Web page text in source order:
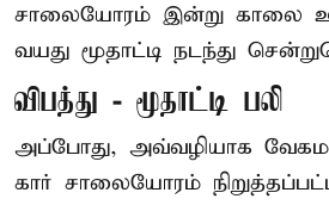
சாலையோரம் இன்று காலை
வயது மூதாட்டி நடந்து
விபத்து - மூதாட்டி பலி
அப்போது, அவ்வழியாக
கார் சாலையோரம்